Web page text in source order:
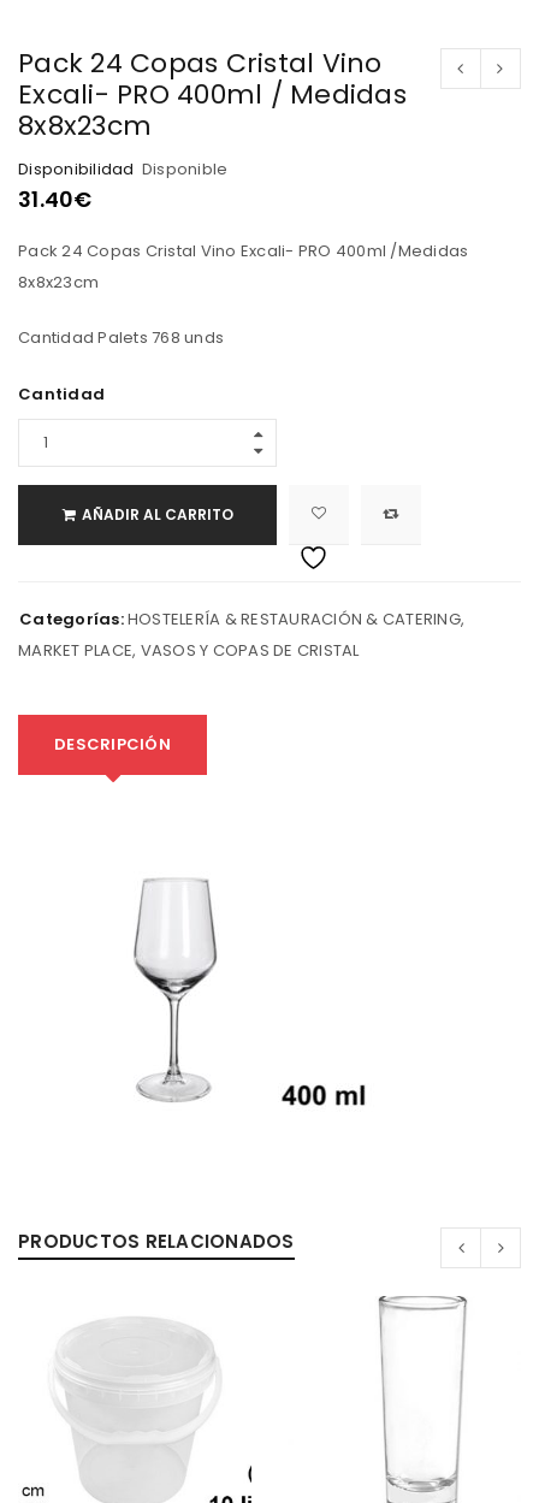
Pack 24 Copas Cristal Vino
Excali- PRO 400ml / Medidas
8x8x23cm
Disponibilidad Disponible
31.40€
Pack 24 Copas Cristal Vino Excali- PRO 400ml /Medidas
8x8x23cm
Cantidad Palets 768 unds
Cantidad
AÑADIR AL CARRITO
Categorías:HOSTELERÍA & RESTAURACIÓN & CATERING,
MARKET PLACE, VASOS Y COPAS DE CRISTAL
DESCRIPCIÓN
PRODUCTOS RELACIONADOS